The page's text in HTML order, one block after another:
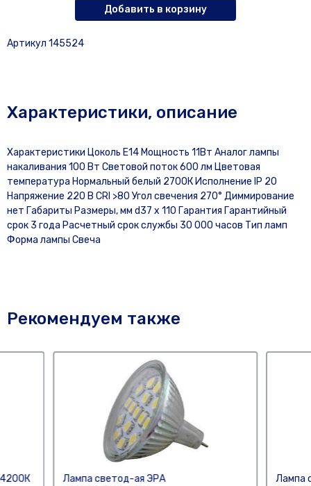
Добавить в корзину
Артикул 145524
Характеристики, описание
Характеристики Цоколь E14 Мощность 11Вт Аналог лампы
накаливания 100 Вт Световой поток 600 лм Цветовая
температура Нормальный белый 2700К Исполнение IP 20
Напряжение 220 В CRI >80 Угол свечения 270° Диммирование
нет Габариты Размеры, мм d37 x 110 Гарантия Гарантийный
срок 3 года Расчетный срок службы 30 000 часов Тип ламп
Форма лампы Свеча
Рекомендуем также
Лампа светод-ая ЭРА
Лампа